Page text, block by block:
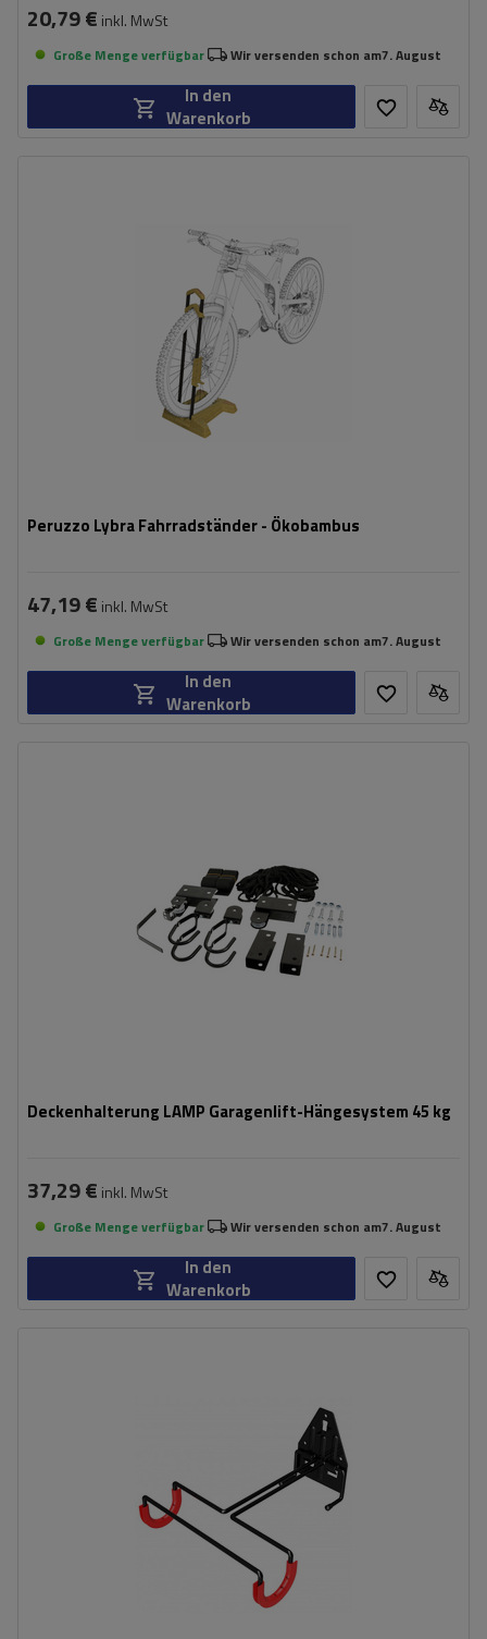
20,79 € inkl. MwSt
Große Menge verfügbar Wir versenden schon am7. August
In den
Warenkorb
Peruzzo Lybra Fahrradständer - Ökobambus
47,19 € inkl. MwSt
Große Menge verfügbar Wir versenden schon am7. August
In den
Warenkorb
Deckenhalterung LAMP Garagenlift-Hängesystem 45 kg
37,29 € inkl. MwSt
Große Menge verfügbar Wir versenden schon am7. August
In den
Warenkorb